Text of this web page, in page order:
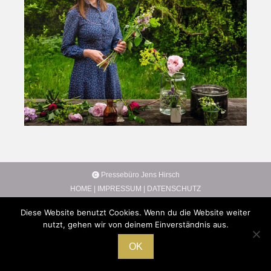
Pressebüro Jens Hirsch
HOME
IMPRESSUM DATENSCHUTZ
Diese Website benutzt Cookies. Wenn du die Website weiter
nutzt, gehen wir von deinem Einverständnis aus.
OK